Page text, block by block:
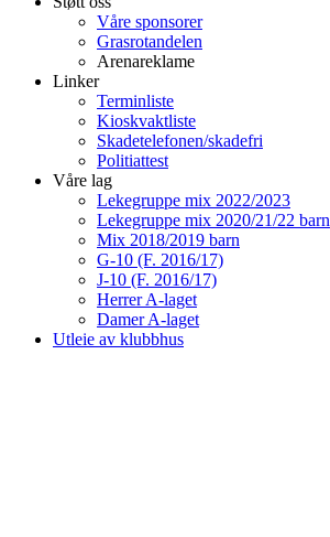
Våre sponsorer
Grasrotandelen
Arenareklame
Linker
Terminliste
Kioskvaktliste
Skadetelefonen/skadefri
Politiattest
Våre lag
Lekegruppe mix 2022/2023
Lekegruppe mix 2020/21/22 barn
Mix 2018/2019 barn
G-10 (F. 2016/17)
J-10 (F. 2016/17)
Herrer A-laget
Damer A-laget
Utleie av klubbhus